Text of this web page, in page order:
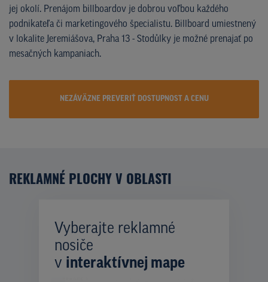
jej okolí. Prenájom billboardov je dobrou voľbou každého
podnikateľa či marketingového špecialistu. Billboard umiestnený
v lokalite Jeremiášova, Praha 13 - Stodůlky je možné prenajať po
mesačných kampaniach.
NEZÁVÄZNE PREVERIŤ DOSTUPNOST A CENU
REKLAMNÉ PLOCHY V OBLASTI
Vyberajte reklamné
nosiče
v interaktívnej mape